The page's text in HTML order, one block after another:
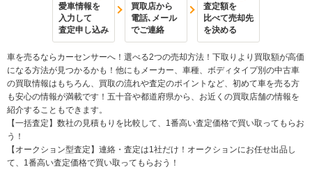
愛車情報を
入力して
査定申し込み
買取店から
電話､メール
でご連絡
査定額を
比べて売却先
を決める
車を売るならカーセンサーへ！選べる2つの売却方法！下取りより買取額が高価
になる方法が見つかるかも！他にもメーカー、車種、ボディタイプ別の中古車
の買取情報はもちろん、買取の流れや査定のポイントなど、初めて車を売る方
も安心の情報が満載です！五十音や都道府県から、お近くの買取店舗の情報を
紹介することもできます。
【一括査定】数社の見積もりを比較して、1番高い査定価格で買い取ってもらお
う！
【オークション型査定】連絡・査定は1社だけ！オークションにお任せ出品し
て、1番高い査定価格で買い取ってもらおう！